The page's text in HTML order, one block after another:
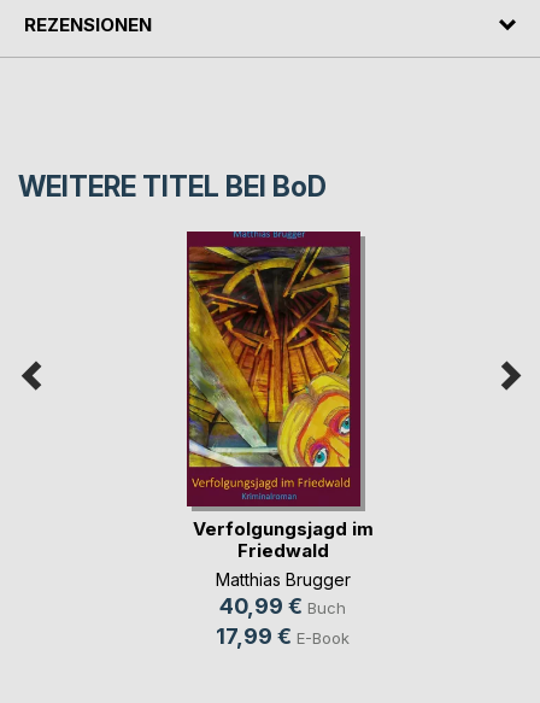
REZENSIONEN
WEITERE TITEL BEI BoD
Verfolgungsjagd im
Friedwald
Matthias Brugger
40,99 € Buch
17,99 € E-Book